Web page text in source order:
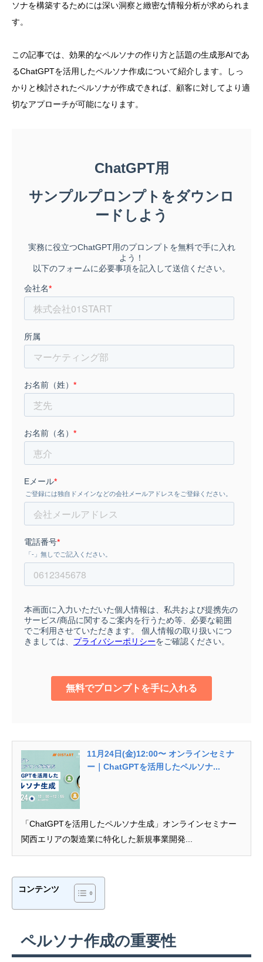
ソナを構築するためには深い洞察と緻密な情報分析が求められま
す。
この記事では、効果的なペルソナの作り方と話題の生成形AIであ
るChatGPTを活用したペルソナ作成について紹介します。しっ
かりと検討されたペルソナが作成できれば、顧客に対してより適
切なアプローチが可能になります。
11月24日(金)12:00〜 オンラインセミナ
ー｜ChatGPTを活用したペルソナ...
「ChatGPTを活用したペルソナ生成」オンラインセミナー
関西エリアの製造業に特化した新規事業開発...
コンテンツ
ペルソナ作成の重要性